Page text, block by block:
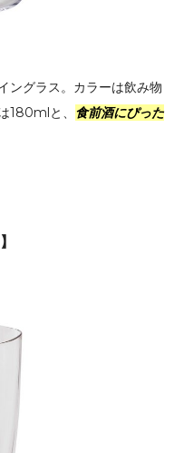
ングラス。カラーは飲み物
180mlと、 食前酒にぴった